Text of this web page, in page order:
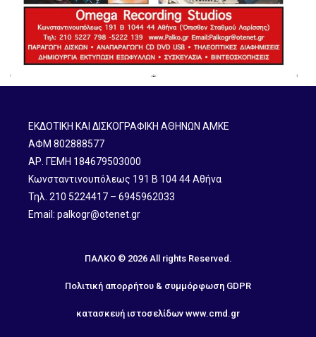
ΕΚΔΟΤΙΚΗ ΚΑΙ ΔΙΣΚΟΓΡΑΦΙΚΗ ΑΘΗΝΩΝ ΑΜΚΕ
ΑΦΜ 802888577
ΑΡ. ΓΕΜΗ 184679503000
Κωνσταντινουπόλεως 191 B 104 44 Αθήνα
Τηλ. 210 5224417 – 6945962033
Email: palkogr@otenet.gr
ΠΑΛΚΟ © 2026 All rights Reserved.
Πολιτική απορρήτου & συμμόρφωση GDPR
κατασκευή ιστοσελίδων www.cmd.gr